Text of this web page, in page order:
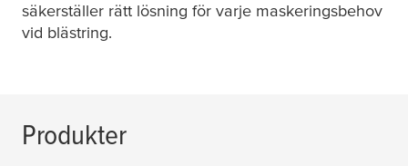
säkerställer rätt lösning för varje maskeringsbehov
vid blästring.
Produkter